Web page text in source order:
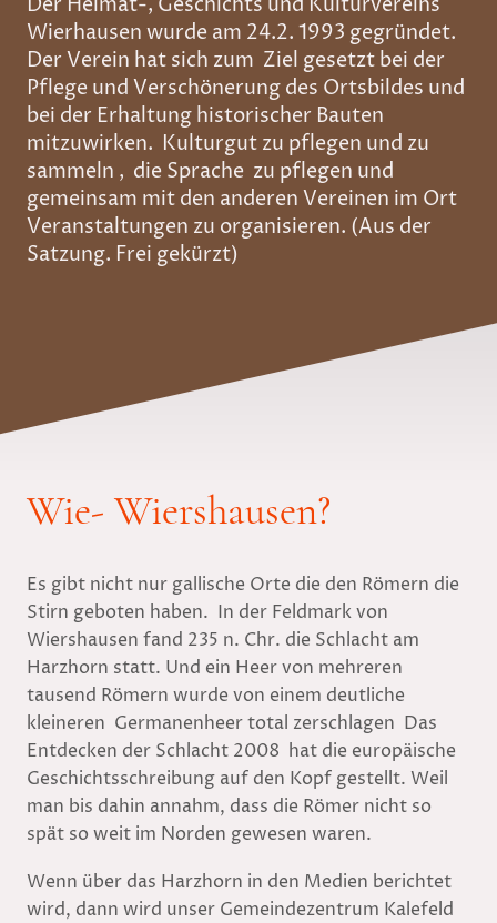
Wierhausen wurde am 24.2. 1993 gegründet.
Der Verein hat sich zum Ziel gesetzt bei der
Pflege und Verschönerung des Ortsbildes und
bei der Erhaltung historischer Bauten
mitzuwirken. Kulturgut zu pflegen und zu
sammeln , die Sprache zu pflegen und
gemeinsam mit den anderen Vereinen im Ort
Veranstaltungen zu organisieren. (Aus der
Satzung. Frei gekürzt)
Wie- Wiershausen?
Es gibt nicht nur gallische Orte die den Römern die
Stirn geboten haben. In der Feldmark von
Wiershausen fand 235 n. Chr. die Schlacht am
Harzhorn statt. Und ein Heer von mehreren
tausend Römern wurde von einem deutliche
kleineren Germanenheer total zerschlagen Das
Entdecken der Schlacht 2008 hat die europäische
Geschichtsschreibung auf den Kopf gestellt. Weil
man bis dahin annahm, dass die Römer nicht so
spät so weit im Norden gewesen waren.
Wenn über das Harzhorn in den Medien berichtet
wird, dann wird unser Gemeindezentrum Kalefeld